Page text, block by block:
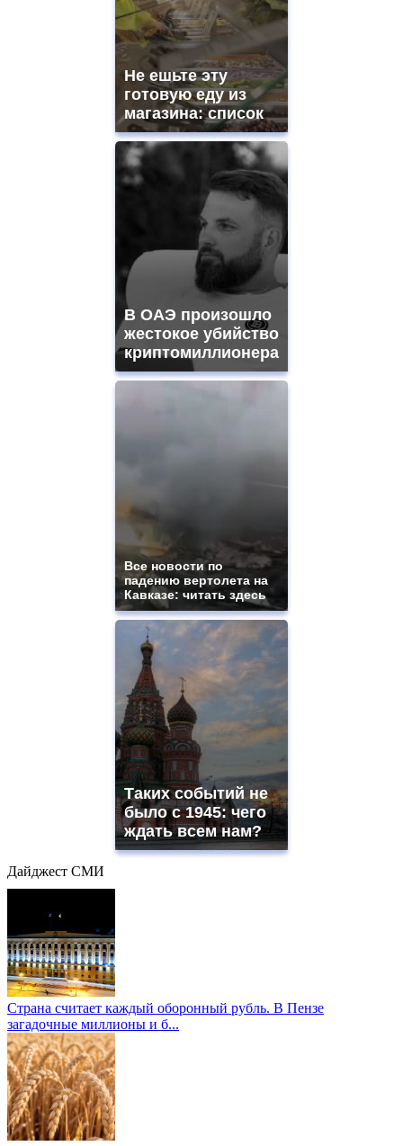
Не ешьте эту
готовую еду из
магазина: список
В ОАЭ произошло
жестокое убийство
криптомиллионера
Все новости по
падению вертолета на
Кавказе: читать здесь
Таких событий не
было с 1945: чего
ждать всем нам?
Дайджест СМИ
Страна считает каждый оборонный рубль. В Пензе
загадочные миллионы и б...